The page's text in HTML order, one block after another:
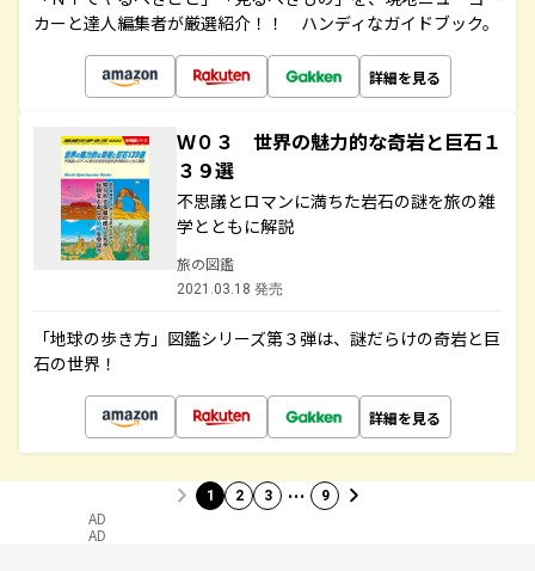
カーと達人編集者が厳選紹介！！ ハンディなガイドブック。
詳細を見る
Ｗ０３ 世界の魅力的な奇岩と巨石１
３９選
不思議とロマンに満ちた岩石の謎を旅の雑
学とともに解説
旅の図鑑
2021.03.18 発売
「地球の歩き方」図鑑シリーズ第３弾は、謎だらけの奇岩と巨
石の世界！
詳細を見る
1 2 3 … 9
AD
AD